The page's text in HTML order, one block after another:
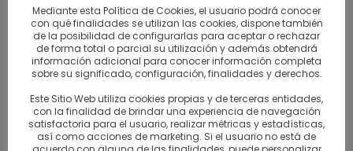
dulce. Se utiliza hojas suaves,brevemente cocidas al
vapor para evitar la oxidación y para conservar sus
valiosos ingredientes, secadas al aire, desechando todos
los tallos y venas cuidadosamente y así se consigue el
lentamente con piedras en un molino de piedra.
Un dato interesante:
Mediante esta Política de Cookies, el usuario podrá conocer
con qué finalidades se utilizan las cookies, dispone también
de la posibilidad de configurarlas para aceptar o rechazar
de forma total o parcial su utilización y además obtendrá
información adicional para conocer información completa
sobre su significado, configuración, finalidades y derechos.
Este Sitio Web utiliza cookies propias y de terceras entidades,
con la finalidad de brindar una experiencia de navegación
satisfactoria para el usuario, realizar métricas y estadísticas,
así como acciones de marketing. Si el usuario no está de